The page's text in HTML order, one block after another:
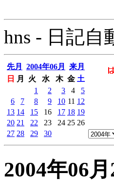
hns - 日記自
先月 2004年06月
来月
日
月 火 水 木 金 土
1
2 3 4
5
6
7 8 9 10 11 12
13 14 15 16 17 18 19
20 21 22 23 24 25 26
27 28 29 30
2004年06